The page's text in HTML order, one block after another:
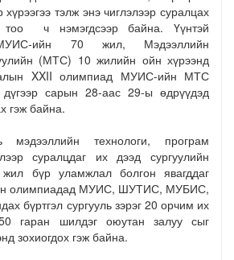
тэлж энэ чиглэлээр суралцах
тоо ч нэмэгдсээр байна. Үүнтэй
МУИС-ийн 70 жил, Мэдээллийн
(МТС) 10 жилийн ойн хүрээнд
XXII олимпиад МУИС-ийн МТС
сарын 28-аас 29-ы өдрүүдэд
гэж байна.
технологи, програм
суралцдаг их дээд сургуулийн
бүр уламжлал болгон явагддаг
олимпиадад МУИС, ШУТИС, МУБИС,
бүртгэл сургууль зэрэг 20 орчим их
гаран шилдэг оюутан залуу сыг
зохиогдох гэж байна.